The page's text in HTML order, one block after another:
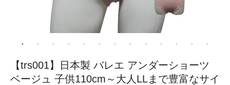
【trs001】日本製 バレエ アンダーショーツ
ベージュ 子供110cm～大人LLまで豊富なサイ